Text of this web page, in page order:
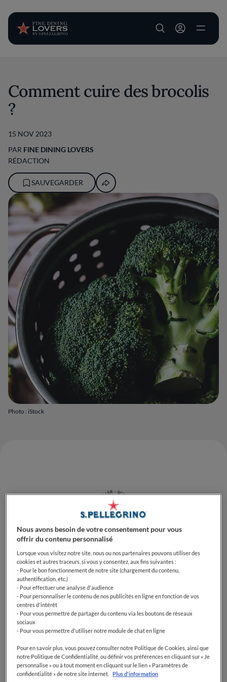
User account
Photo : iStock
Comment cuire des brocolis
?
15 NOV 2023
PAR FINE DINING LOVERS
RÉDACTION
SAUVEGARDER
Le brocoli est une variété de Brassica oleracea, la
grande famille de plantes à laquelle appartiennent les
différentes variétés de choux. Il s’agit d’un légume
vert peu calorique mais très riche en nutriments
(minéraux, fibres, antioxydants et vitamines), raison
pour laquelle il peut être considéré un véritable
aliment santé et un allié de notre bienêtre.
Le grand avantage de ce légume est qu’il est versatile
en cuisine et se marie facilement avec viande, poisson
et autres légumes pour préparer des délicieuses
Nous avons besoin de votre consentement pour vous
offrir du contenu personnalisé
Lorsque vous visitez notre site, nous ou nos partenaires pouvons utiliser des
cookies et autres traceurs, si vous y consentez, aux fins suivantes :
- Pour le bon fonctionnement de notre site (chargement du contenu,
authentification, etc.)
- Pour effectuer une analyse d'audience
- Pour personnaliser le contenu de nos publicités en ligne en fonction de vos
centres d'intérêt
- Pour vous permettre de partager du contenu via les boutons de réseaux
sociaux
- Pour vous permettre d'utiliser notre module de chat en ligne
Pour en savoir plus, vous pouvez consulter notre Politique de Cookies, ainsi que
notre Politique de Confidentialité, ou définir vos préférences en cliquant sur « Je
personnalise » ou à tout moment en cliquant sur le lien « Paramètres de
confidentialité » de notre site internet.
Plus d'information